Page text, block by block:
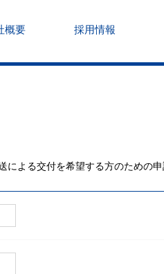
概要 採用情報
よる交付を希望する方のための申